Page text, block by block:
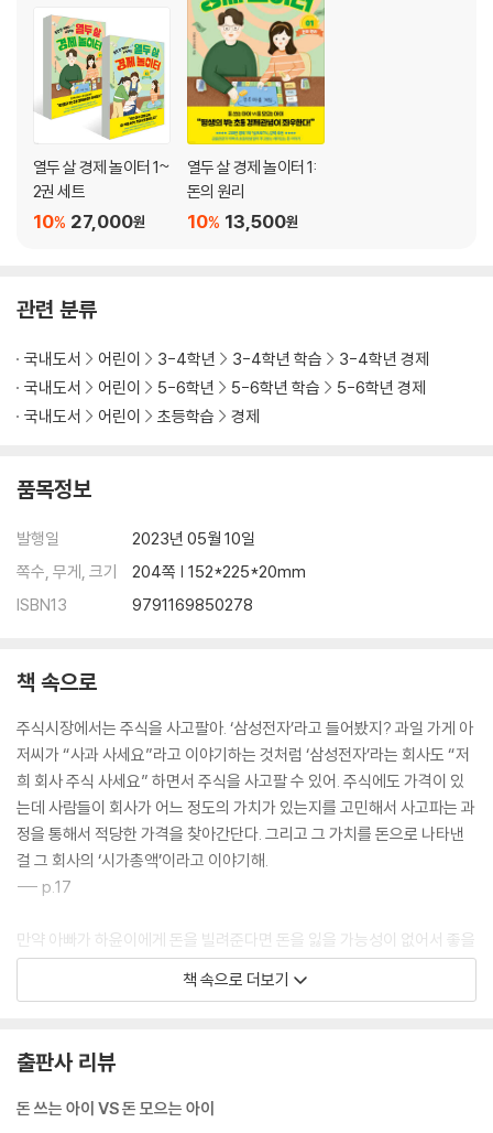
열두 살 경제 놀이터 1~
2권 세트
27,000원
10%
열두 살 경제 놀이터 1:
돈의 원리
13,500원
10%
관련 분류
국내도서 어린이 3-4학년 3-4학년 학습
3-4학년 경제
국내도서
어린이 5-6학년 5-6학년 학습
5-6학년 경제
국내도서
어린이 초등학습 경제
품목정보
발행일
2023년 05월 10일
쪽수, 무게, 크기
204쪽 | 152*225*20mm
ISBN13
9791169850278
책 속으로
주식시장에서는 주식을 사고팔아. ‘삼성전자’라고 들어봤지? 과일 가게 아
저씨가 “사과 사세요”라고 이야기하는 것처럼 ‘삼성전자’라는 회사도 “저
희 회사 주식 사세요” 하면서 주식을 사고팔 수 있어. 주식에도 가격이 있
는데 사람들이 회사가 어느 정도의 가치가 있는지를 고민해서 사고파는 과
정을 통해서 적당한 가격을 찾아간단다. 그리고 그 가치를 돈으로 나타낸
걸 그 회사의 ‘시가총액’이라고 이야기해.
--- p.17
만약 아빠가 하윤이에게 돈을 빌려준다면 돈을 잃을 가능성이 없어서 좋을
수 있지만, 돈을 2배나 더 벌 수는 없겠지? 주식을 돈을 주고 사면 그 돈을
잃을 수도 있지만 큰돈을 벌 수도 있어.
요즘 AI가 내 일자리를 뺏어갈 것 같다고 두려움을 갖는 사람들이 많아지
는 건 사실인 것 같아. 그런데 아빠 생각에는 ‘일자리는 AI에게 뺏기는 것이
책 속으로 더보기
출판사 리뷰
돈 쓰는 아이 VS 돈 모으는 아이